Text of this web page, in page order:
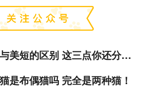
短的区别 这三点你还分不出来吗？
是布偶猫吗 完全是两种猫！